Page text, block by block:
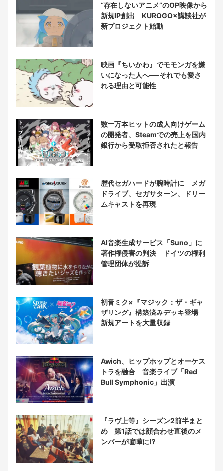
“存在しないアニメ”のOP映像から
新規IP創出 KUROGO×講談社が
新プロジェクト始動
映画『ちいかわ』でモモンガを嫌
いになった人へ──それでも愛さ
れる理由と可能性
数十万本ヒットの成人向けゲーム
の開発者、Steamでの売上を国内
銀行から受取拒否されたと報告
歴代セガハードが腕時計に メガ
ドライブ、セガサターン、ドリー
ムキャストを再現
AI音楽生成サービス「Suno」に
著作権侵害の判決 ドイツの権利
管理団体が提訴
初音ミク×『マジック：ザ・ギャ
ザリング』構築済みデッキ登場
新規アートを大量収録
Awich、ヒップホップとオーケス
トラを融合 音楽ライブ「Red
Bull Symphonic」出演
『ラヴ上等』シーズン2前半まと
め 第1話では顔合わせ直後のメ
ンバーが喧嘩に⁉︎